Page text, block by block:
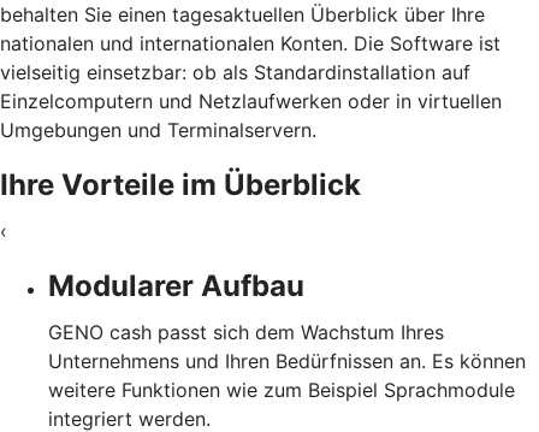
behalten Sie einen tagesaktuellen Überblick über Ihre
nationalen und internationalen Konten. Die Software ist
vielseitig einsetzbar: ob als Standardinstallation auf
Einzelcomputern und Netzlaufwerken oder in virtuellen
Umgebungen und Terminalservern.
Ihre Vorteile im Überblick
‹
Modularer Aufbau
GENO cash passt sich dem Wachstum Ihres
Unternehmens und Ihren Bedürfnissen an. Es können
weitere Funktionen wie zum Beispiel Sprachmodule
integriert werden.